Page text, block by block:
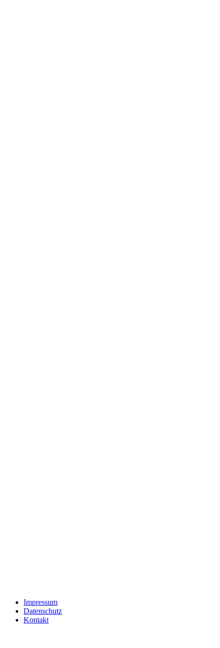
Impressum
Datenschutz
Kontakt